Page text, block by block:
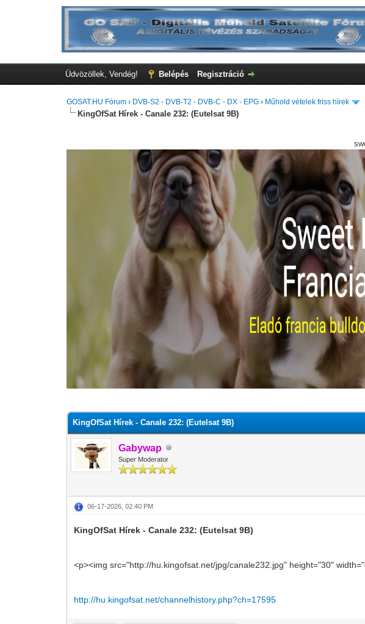
Üdvözöllek, Vendég! Belépés Regisztráció
GOSAT.HU Fórum › DVB-S2 - DVB-T2 - DVB-C - DX - EPG › Műhold vételek friss hírek
KingOfSat Hírek - Canale 232: (Eutelsat 9B)
KingOfSat Hírek - Canale 232: (Eutelsat 9B)
Gabywap
Super Moderator
06-17-2026, 02:40 PM
KingOfSat Hírek - Canale 232: (Eutelsat 9B)
<p><img src="http://hu.kingofsat.net/jpg/canale232.jpg" height="30"
http://hu.kingofsat.net/channelhistory.php?ch=17595